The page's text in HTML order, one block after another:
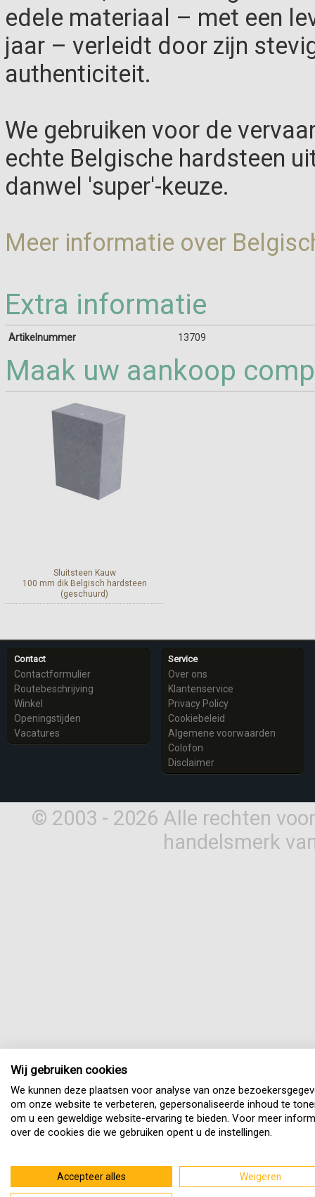
edele materiaal – met een
jaar – verleidt door zijn
authenticiteit.
We gebruiken voor de
echte Belgische hardsteen
danwel 'super'-keuze.
Meer informatie over
Extra informatie
Artikelnummer 13709
Maak uw aankoop
Sluitsteen Kauw
100 mm dik Belgisch hardsteen
(geschuurd)
Contact
Contactformulier
Routebeschrijving
Winkel
Openingstijden
Vacatures
Service
Over ons
Klantenservice
Privacy Policy
Cookiebeleid
Algemene voorwaarden
Colofon
Disclaimer
© 2003 - 2026 Alle rechten
handelsmerk
Wij gebruiken cookies
We kunnen deze plaatsen voor analyse van onze
om onze website te verbeteren, gepersonaliseerde inhoud te
om u een geweldige website-ervaring te bieden. Voor meer
over de cookies die we gebruiken opent u de instellingen.
Accepteer alles Weigeren